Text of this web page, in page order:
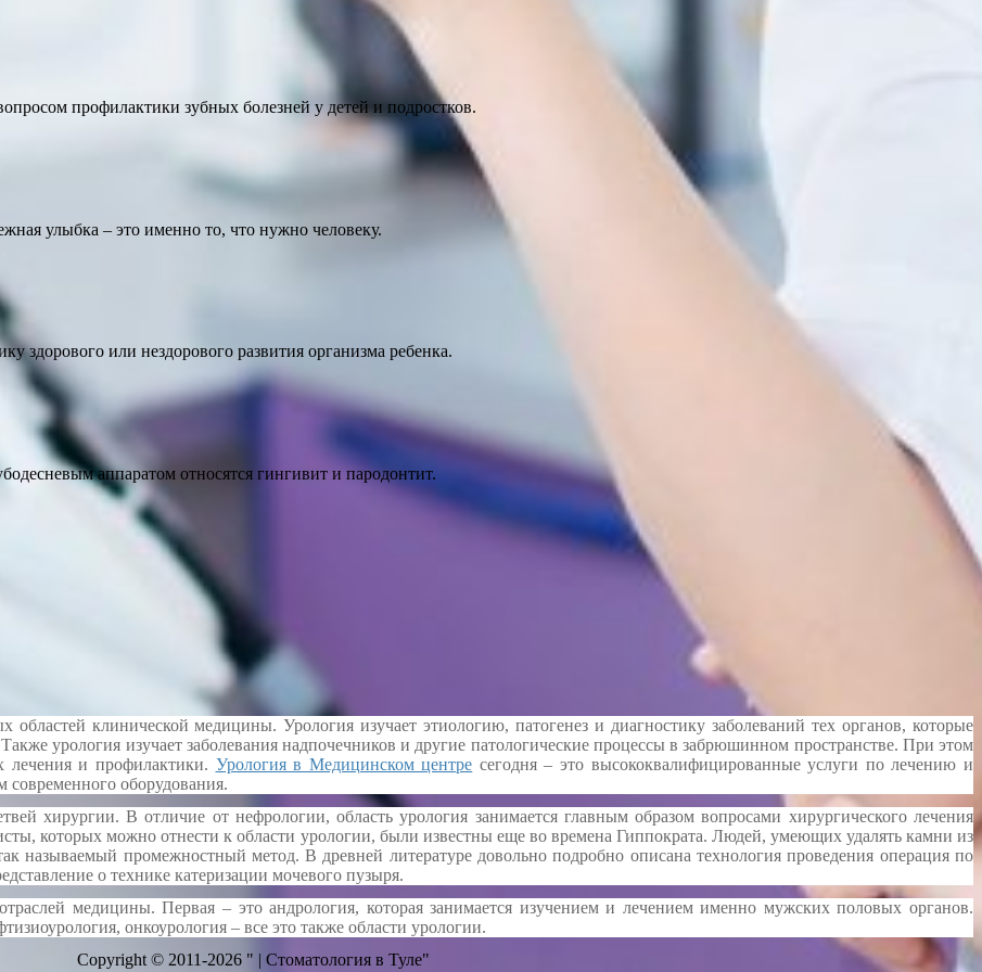
профилактики зубных болезней у детей и подростков.
улыбка – это именно то, что нужно человеку.
здорового или нездорового развития организма ребенка.
аппаратом относятся гингивит и пародонтит.
клинической медицины. Урология изучает этиологию, патогенез и диагностику заболеваний тех органов, которые
урология изучает заболевания надпочечников и другие патологические процессы в забрюшинном пространстве. При этом
лечения и профилактики. Урология в Медицинском центре сегодня – это высококвалифицированные услуги по лечению и
оборудования.
хирургии. В отличие от нефрологии, область урология занимается главным образом вопросами хирургического лечения
которых можно отнести к области урологии, были известны еще во времена Гиппократа. Людей, умеющих удалять камни из
называемый промежностный метод. В древней литературе довольно подробно описана технология проведения операция по
о технике катеризации мочевого пузыря.
медицины. Первая – это андрология, которая занимается изучением и лечением именно мужских половых органов.
онкоурология – все это также области урологии.
Copyright © 2011-2026 " | Стоматология в Туле"